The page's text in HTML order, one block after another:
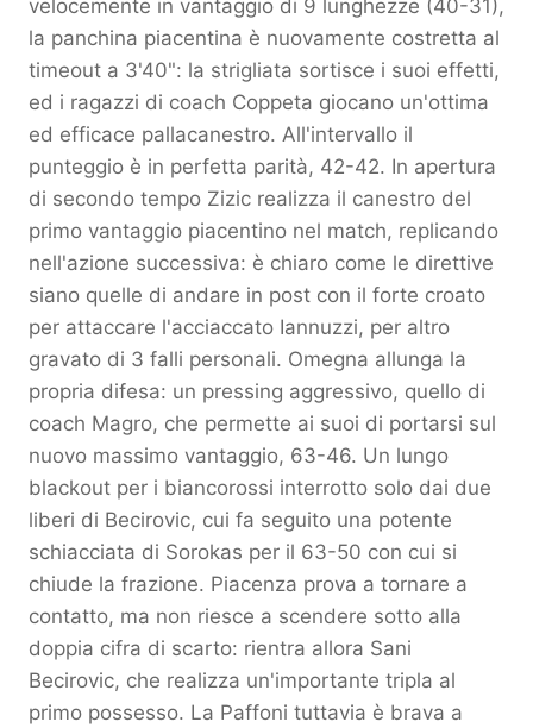
velocemente in vantaggio di 9 lunghezze (40-31),
la panchina piacentina è nuovamente costretta al
timeout a 3'40": la strigliata sortisce i suoi effetti,
ed i ragazzi di coach Coppeta giocano un'ottima
ed efficace pallacanestro. All'intervallo il
punteggio è in perfetta parità, 42-42. In apertura
di secondo tempo Zizic realizza il canestro del
primo vantaggio piacentino nel match, replicando
nell'azione successiva: è chiaro come le direttive
siano quelle di andare in post con il forte croato
per attaccare l'acciaccato Iannuzzi, per altro
gravato di 3 falli personali. Omegna allunga la
propria difesa: un pressing aggressivo, quello di
coach Magro, che permette ai suoi di portarsi sul
nuovo massimo vantaggio, 63-46. Un lungo
blackout per i biancorossi interrotto solo dai due
liberi di Becirovic, cui fa seguito una potente
schiacciata di Sorokas per il 63-50 con cui si
chiude la frazione. Piacenza prova a tornare a
contatto, ma non riesce a scendere sotto alla
doppia cifra di scarto: rientra allora Sani
Becirovic, che realizza un'importante tripla al
primo possesso. La Paffoni tuttavia è brava a